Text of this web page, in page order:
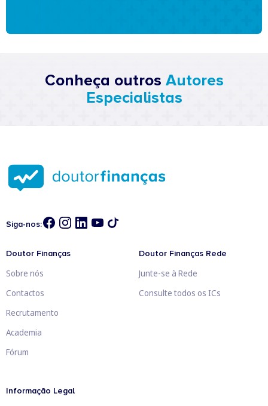
Conheça outros Autores
Especialistas
Siga-nos:
Doutor Finanças
Sobre nós
Contactos
Recrutamento
Academia
Fórum
Doutor Finanças Rede
Junte-se à Rede
Consulte todos os ICs
Informação Legal